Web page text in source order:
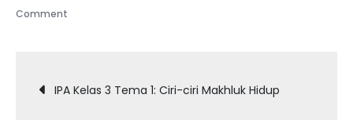
Comment
Inggris
Navigasi
IPA Kelas 3 Tema 1: Ciri-ciri Makhluk Hidup